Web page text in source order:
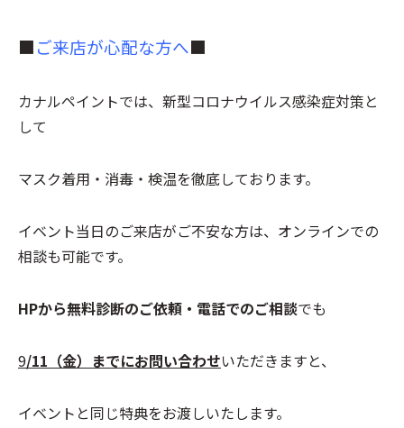
■ご来店が心配な方へ■
カナルペイントでは、新型コロナウイルス感染症対策と
して
マスク着用・消毒・検温を徹底しております。
イベント当日のご来店がご不安な方は、オンラインでの
相談も可能です。
HPから無料診断のご依頼・電話でのご相談でも
9/11（金）までにお問い合わせいただきますと、
イベントと同じ特典をお渡しいたします。